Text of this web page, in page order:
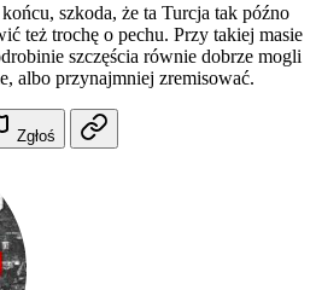
szkoda, że ta Turcja tak późno
też trochę o pechu. Przy takiej masie
szczęścia równie dobrze mogli
albo przynajmniej zremisować.
Zgłoś